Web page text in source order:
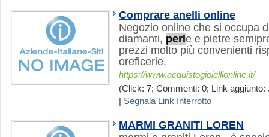
Comprare anelli online
Negozio online che si occupa
diamanti, perl e e pietre
prezzi molto più convenienti
oreficerie.
https://www.acquistogioiellionline.it/
(Click: 7; Commenti: 0; Link aggiunto:
Segnala Link Interrotto
MARMI GRANITI LOREN